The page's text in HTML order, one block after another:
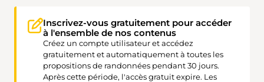
Inscrivez-vous gratuitement pour accéder
à l'ensemble de nos contenus
Créez un compte utilisateur et accédez
gratuitement et automatiquement à toutes les
propositions de randonnées pendant 30 jours.
Après cette période, l'accès gratuit expire. Les